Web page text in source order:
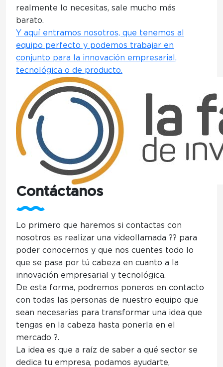
realmente lo necesitas, sale mucho más
barato.
Y aquí entramos nosotros, que tenemos al
equipo perfecto y podemos trabajar en
conjunto para la innovación empresarial,
tecnológica o de producto.
Contáctanos
Lo primero que haremos si contactas con
nosotros es realizar una videollamada ?‍? para
poder conocernos y que nos cuentes todo lo
que se pasa por tú cabeza en cuanto a la
innovación empresarial y tecnológica.
De esta forma, podremos poneros en contacto
con todas las personas de nuestro equipo que
sean necesarias para transformar una idea que
tengas en la cabeza hasta ponerla en el
mercado ?.
La idea es que a raíz de saber a qué sector se
dedica tu empresa, podamos ayudarte,